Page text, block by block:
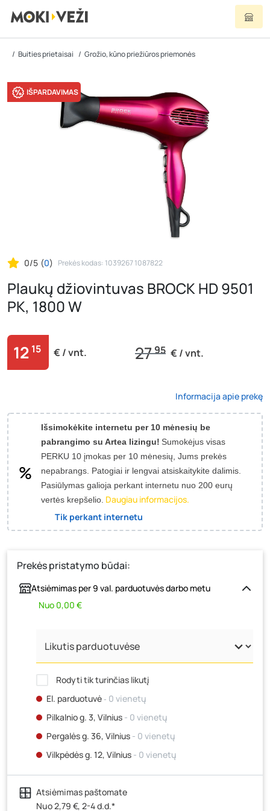
Buities prietaisai Grožio, kūno priežiūros priemonės
IŠPARDAVIMAS
0/5 (0) Prekės kodas: 1039267 1087822
Plaukų džiovintuvas BROCK HD 9501
PK, 1800 W
12 15 € / vnt. 2795 € / vnt.
Informacija apie prekę
Išsimokėkite internetu per 10 mėnesių be
pabrangimo su Artea lizingu! Sumokėjus visas
PERKU 10 įmokas per 10 mėnesių, Jums prekės
nepabrangs. Patogiai ir lengvai atsiskaitykite dalimis.
Pasiūlymas galioja perkant internetu nuo 200 eurų
vertės krepšelio. Daugiau informacijos.
Tik perkant internetu
Prekės pristatymo būdai:
Atsiėmimas per 9 val. parduotuvės darbo metu
Nuo 0,00 €
Rodyti tik turinčias likutį
El. parduotuvė‐ 0 vienetų
Pilkalnio g. 3, Vilnius - 0 vienetų
Pergalės g. 36, Vilnius - 0 vienetų
Vilkpėdės g. 12, Vilnius - 0 vienetų
Ateities g. 15, Vilnius- 0 vienetų
Kauno r., Narsiečių k., Vytauto g. 183, Kaunas
vienetas
Atsiėmimas paštomate
Nuo 2,79 €, 2-4 d.d.*